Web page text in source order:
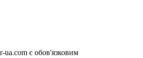
ua.com є обов'язковим